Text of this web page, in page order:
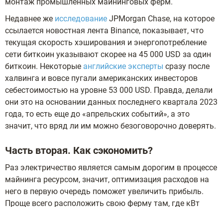
Недавнее же исследование JPMorgan Chase, на которое
ссылается новостная лента Binance, показывает, что
текущая скорость хэширования и энергопотребление
сети биткоин указывают скорее на 45 000 USD за один
биткоин. Некоторые английские эксперты сразу после
халвинга и вовсе пугали американских инвесторов
себестоимостью на уровне 53 000 USD. Правда, делали
они это на основании данных последнего квартала 2023
года, то есть еще до «апрельских событий», а это
значит, что вряд ли им можно безоговорочно доверять.
Часть вторая. Как сэкономить?
Раз электричество является самым дорогим в процессе
майнинга ресурсом, значит, оптимизация расходов на
него в первую очередь поможет увеличить прибыль.
Проще всего расположить свою ферму там, где кВт